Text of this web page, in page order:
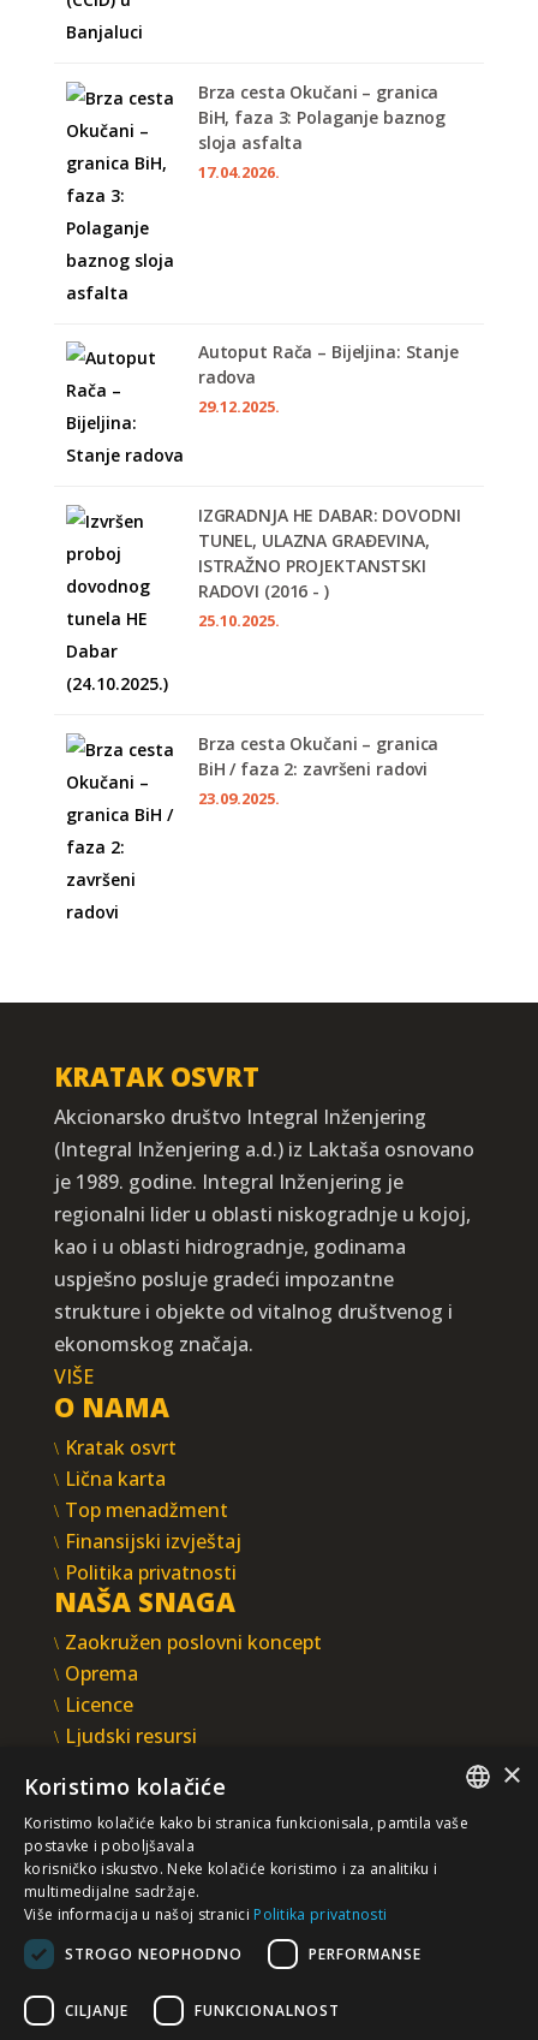
Brza cesta Okučani – granica
BiH, faza 3: Polaganje baznog
sloja asfalta
17.04.2026.
Autoput Rača – Bijeljina: Stanje
radova
29.12.2025.
IZGRADNJA HE DABAR: DOVODNI
TUNEL, ULAZNA GRAĐEVINA,
ISTRAŽNO PROJEKTANSTSKI
RADOVI (2016 - )
25.10.2025.
Brza cesta Okučani – granica
BiH / faza 2: završeni radovi
23.09.2025.
KRATAK OSVRT
Akcionarsko društvo Integral Inženjering
(Integral Inženjering a.d.) iz Laktaša osnovano
je 1989. godine. Integral Inženjering je
regionalni lider u oblasti niskogradnje u kojoj,
kao i u oblasti hidrogradnje, godinama
uspješno posluje gradeći impozantne
strukture i objekte od vitalnog društvenog i
ekonomskog značaja.
VIŠE
O NAMA
Kratak osvrt
Lična karta
Top menadžment
Finansijski izvještaj
Politika privatnosti
NAŠA SNAGA
Zaokružen poslovni koncept
Oprema
Licence
Ljudski resursi
INTEGRAL INŽENJERING A.D.
Omladinska 44, 78250 Laktaši
+387 (0)51 337 401
+387 (0)51 337 491
iicbl@integragrupa.com
www.integral.ba
Sadržaj ovog sajta služi za istovremeno informisanje
×
Koristimo kolačiće
Koristimo kolačiće kako bi stranica funkcionisala, pamtila vaše
postavke i poboljšavala
korisničko iskustvo. Neke kolačiće koristimo i za analitiku i
multimedijalne sadržaje.
Više informacija u našoj stranici Politika privatnosti
STROGO NEOPHODNO
PERFORMANSE
CILJANJE FUNKCIONALNOST